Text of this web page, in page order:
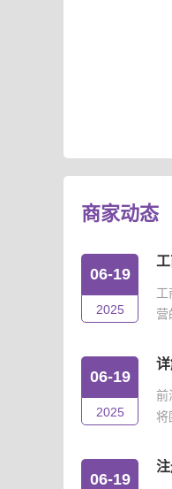
商家动态
06-19
2025
工
营
06-19
2025
前
将
06-19